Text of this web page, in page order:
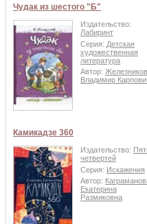
Чудак из шестого "Б"
Издательство:
Лабиринт
Серия: Детская
художественная
литература
Автор: Железников
Владимир
Камикадзе 360
Издательство:
четвертей
Серия: Искажения
Автор:
Екатерина
Размиковна